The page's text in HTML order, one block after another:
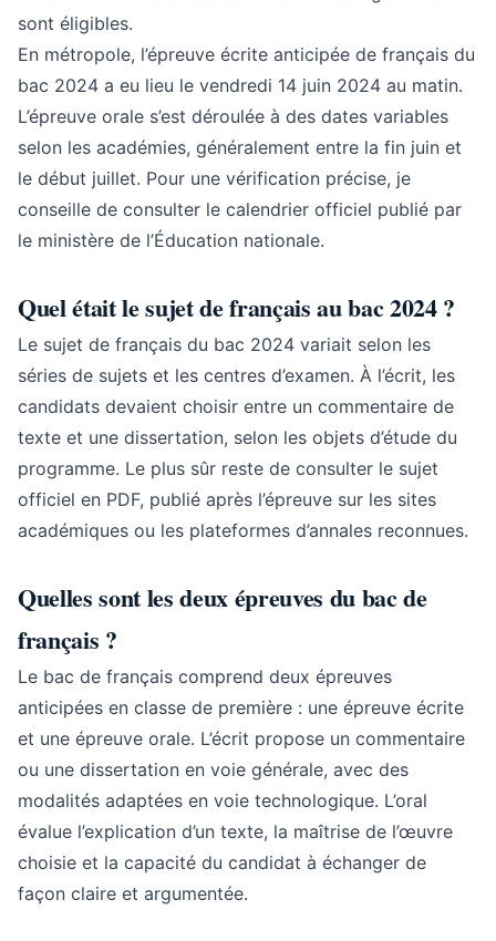
sont éligibles.
En métropole, l’épreuve écrite anticipée de français du
bac 2024 a eu lieu le vendredi 14 juin 2024 au matin.
L’épreuve orale s’est déroulée à des dates variables
selon les académies, généralement entre la fin juin et
le début juillet. Pour une vérification précise, je
conseille de consulter le calendrier officiel publié par
le ministère de l’Éducation nationale.
Quel était le sujet de français au bac 2024 ?
Le sujet de français du bac 2024 variait selon les
séries de sujets et les centres d’examen. À l’écrit, les
candidats devaient choisir entre un commentaire de
texte et une dissertation, selon les objets d’étude du
programme. Le plus sûr reste de consulter le sujet
officiel en PDF, publié après l’épreuve sur les sites
académiques ou les plateformes d’annales reconnues.
Quelles sont les deux épreuves du bac de
français ?
Le bac de français comprend deux épreuves
anticipées en classe de première : une épreuve écrite
et une épreuve orale. L’écrit propose un commentaire
ou une dissertation en voie générale, avec des
modalités adaptées en voie technologique. L’oral
évalue l’explication d’un texte, la maîtrise de l’œuvre
choisie et la capacité du candidat à échanger de
façon claire et argumentée.